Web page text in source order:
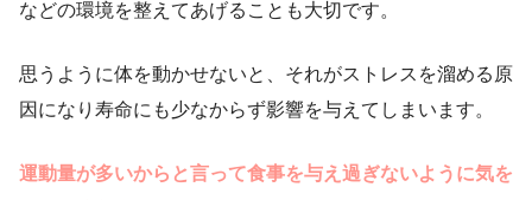
などの環境を整えてあげることも大切です。
思うように体を動かせないと、それがストレスを溜める原
因になり寿命にも少なからず影響を与えてしまいます。
運動量が多いからと言って食事を与え過ぎないように気を